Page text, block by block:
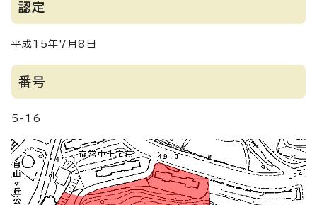
認定
平成15年7月8日
番号
5-16